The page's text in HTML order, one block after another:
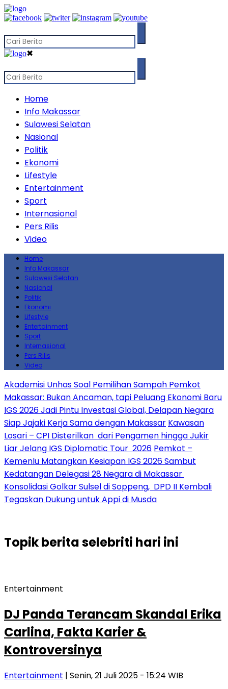
✖
Home
Info Makassar
Sulawesi Selatan
Nasional
Politik
Ekonomi
Lifestyle
Entertainment
Sport
Internasional
Pers Rilis
Video
Home
Info Makassar
Sulawesi Selatan
Nasional
Politik
Ekonomi
Lifestyle
Entertainment
Sport
Internasional
Pers Rilis
Video
Akademisi Unhas Soal Pemilihan Sampah Pemkot
Makassar: Bukan Ancaman, tapi Peluang Ekonomi Baru
IGS 2026 Jadi Pintu Investasi Global, Delapan Negara
Siap Jajaki Kerja Sama dengan Makassar Kawasan
Losari – CPI Disterilkan dari Pengamen hingga Jukir
Liar Jelang IGS Diplomatic Tour 2026 Pemkot –
Kemenlu Matangkan Kesiapan IGS 2026 Sambut
Kedatangan Delegasi 28 Negara di Makassar
Konsolidasi Golkar Sulsel di Soppeng, DPD II Kembali
Tegaskan Dukung untuk Appi di Musda
Topikberita selebriti hari ini
Entertainment
DJ Panda Terancam Skandal Erika
Carlina, Fakta Karier &
Kontroversinya
Entertainment | Senin, 21 Juli 2025 - 15:24 WIB